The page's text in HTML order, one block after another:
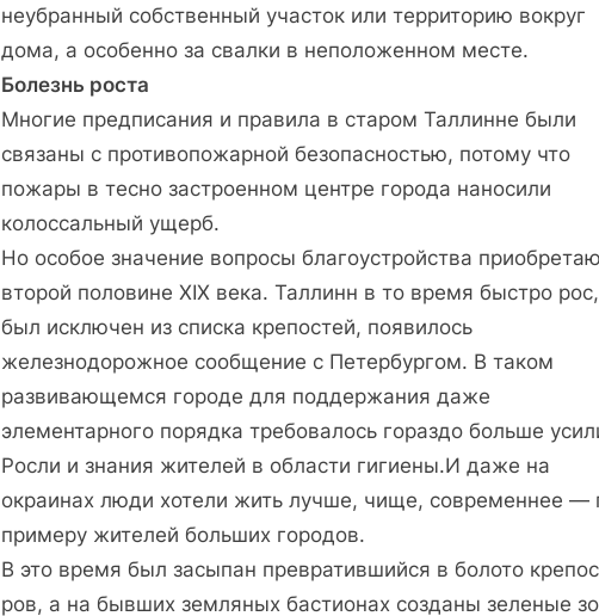
неубранный собственный участок или территорию вокруг
дома, а особенно за свалки в неположенном месте.
Болезнь роста
Многие предписания и правила в старом Таллинне были
связаны с противопожарной безопасностью, потому что
пожары в тесно застроенном центре города наносили
колоссальный ущерб.
Но особое значение вопросы благо­устройства
второй половине XIX века. Таллинн в то время быстро
был исключен из списка крепостей, появилось
железнодорожное сообщение с Петербургом. В таком
развивающемся городе для поддержания даже
элементарного порядка требовалось гораздо больше
Росли и знания жителей в области гигиены.И даже на
окраинах люди хотели жить лучше, чище, современнее —
примеру жителей больших городов.
В это время был засыпан превратившийся в болото
ров, а на бывших земляных бастионах созданы зеленые